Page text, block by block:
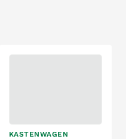
KASTENWAGEN